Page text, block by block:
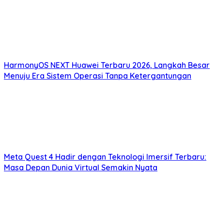
HarmonyOS NEXT Huawei Terbaru 2026, Langkah Besar
Menuju Era Sistem Operasi Tanpa Ketergantungan
Meta Quest 4 Hadir dengan Teknologi Imersif Terbaru:
Masa Depan Dunia Virtual Semakin Nyata